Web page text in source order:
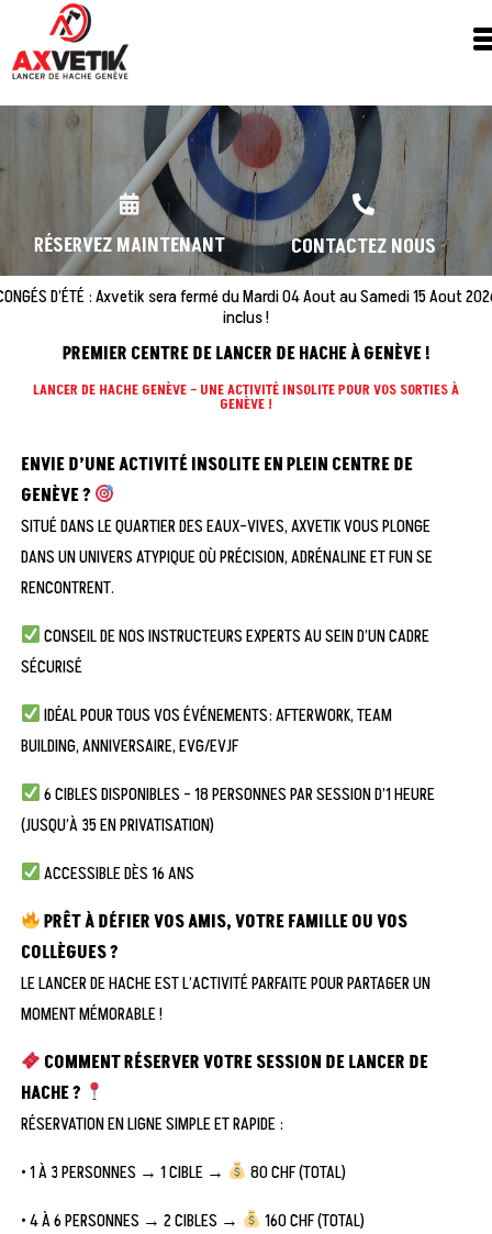
RÉSERVEZ MAINTENANT CONTACTEZ NOUS
D’ÉTÉ : Axvetik sera fermé du Mardi 04 Aout au Samedi 15 Aout
inclus !
PREMIER CENTRE DE LANCER DE HACHE À GENÈVE !
LANCER DE HACHE GENÈVE – UNE ACTIVITÉ INSOLITE POUR VOS SORTIES À
GENÈVE !
ENVIE D’UNE ACTIVITÉ INSOLITE EN PLEIN CENTRE DE
GENÈVE ?
SITUÉ DANS LE QUARTIER DES EAUX-VIVES, AXVETIK VOUS PLONGE
DANS UN UNIVERS ATYPIQUE OÙ PRÉCISION, ADRÉNALINE ET FUN SE
RENCONTRENT.
CONSEIL DE NOS INSTRUCTEURS EXPERTS AU SEIN D’UN CADRE
SÉCURISÉ
IDÉAL POUR TOUS VOS ÉVÉNEMENTS: AFTERWORK, TEAM
BUILDING, ANNIVERSAIRE, EVG/EVJF
6 CIBLES DISPONIBLES – 18 PERSONNES PAR SESSION D’1 HEURE
(JUSQU’À 35 EN PRIVATISATION)
ACCESSIBLE DÈS 16 ANS
PRÊT À DÉFIER VOS AMIS, VOTRE FAMILLE OU VOS
COLLÈGUES ?
LE LANCER DE HACHE EST L’ACTIVITÉ PARFAITE POUR PARTAGER UN
MOMENT MÉMORABLE !
COMMENT RÉSERVER VOTRE SESSION DE LANCER DE
HACHE ?
RÉSERVATION EN LIGNE SIMPLE ET RAPIDE :
• 1 À 3 PERSONNES → 1 CIBLE →
80 CHF (TOTAL)
• 4 À 6 PERSONNES → 2 CIBLES →
160 CHF (TOTAL)